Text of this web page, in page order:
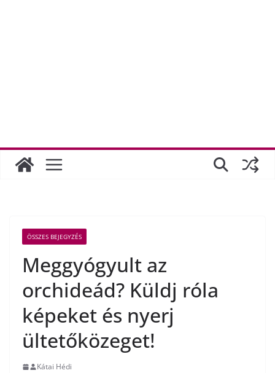
ÖSSZES BEJEGYZÉS
Meggyógyult az
orchideád? Küldj róla
képeket és nyerj
ültetőközeget!
Kátai Hédi